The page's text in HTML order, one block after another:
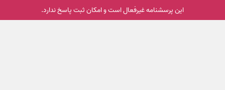
این پرسشنامه غیر‌فعال است و امکان ثبت پاسخ ندارد.